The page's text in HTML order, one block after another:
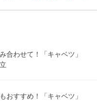
合わせて！「キャベツ」
おすすめ！「キャベツ」